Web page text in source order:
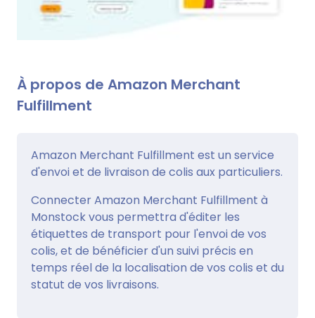
À propos de Amazon Merchant
Fulfillment
Amazon Merchant Fulfillment est un service
d'envoi et de livraison de colis aux particuliers.
Connecter Amazon Merchant Fulfillment à
Monstock vous permettra d'éditer les
étiquettes de transport pour l'envoi de vos
colis, et de bénéficier d'un suivi précis en
temps réel de la localisation de vos colis et du
statut de vos livraisons.